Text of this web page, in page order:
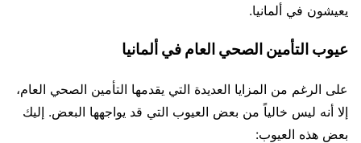
يعيشون في ألمانيا.
عيوب التأمين الصحي العام في ألمانيا
على الرغم من المزايا العديدة التي يقدمها التأمين الصحي العام،
إلا أنه ليس خالياً من بعض العيوب التي قد يواجهها البعض. إليك
بعض هذه العيوب: